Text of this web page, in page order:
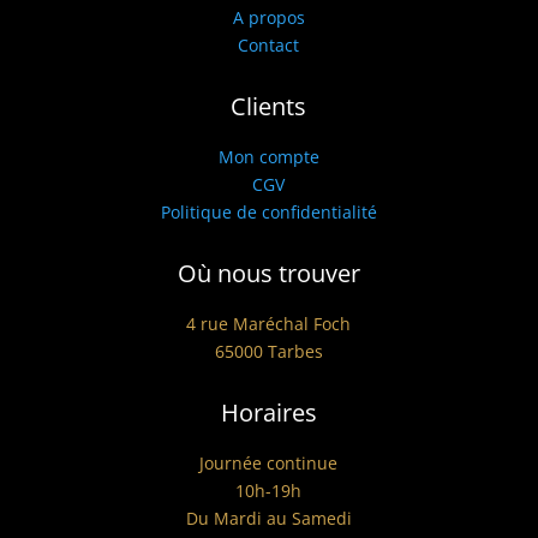
A propos
Contact
Clients
Mon compte
CGV
Politique de confidentialité
Où nous trouver
4 rue Maréchal Foch
65000 Tarbes
Horaires
Journée continue
10h-19h
Du Mardi au Samedi